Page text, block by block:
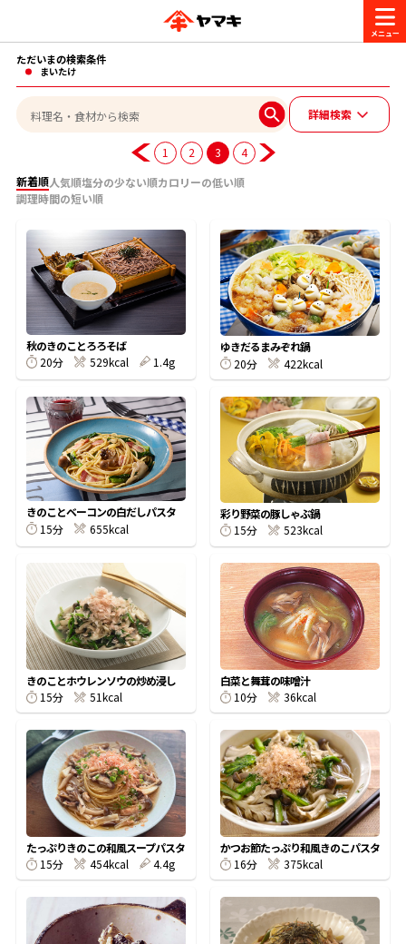
商品情報
ヤマキ『めんつゆ』 ヤマキ 割烹白だし
旨さ、別格。だし屋の鍋 韓福善シリーズ
サッと鍋® 楽チン鍋®
楽チン屋® ストレートつゆ
レシピ
おいしいレシピを探す
おいしいレシピトップ
主食レシピ
主菜レシピ
汁物レシピ
時短レシピ
おいしいレシピを商品から探す
かつお節レシピ
めんつゆレシピ
割烹白だしレシピ
レシピ特設サイト
割烹白だしレシピ特集
だし巻き卵特集
かつお節・だしを楽しむ
かつお節・だしを知る
だしの取り方
かつお節の削り方
かつお節・だしをもっと知る
ヤマキ かつお節プラス®
かつお節・だしを楽しむ
だしコミュ
CM・キャンペーン
キャンペーン一覧
企業・採用情報
企業情報
- 百年対話
- ヤマキ かつお節プラス®
採用情報
- ジョブリターン制
お問い合わせ
ヤマキお客様相談室
オンラインショップ
コミュニティサイト
Global
ただいまの検索条件
まいたけ
詳細検索
1 2 3
4
新着順人気順塩分の少ない順カロリーの低い順
調理時間の短い順
秋のきのことろろそば
20分
529kcal 1.4g
ゆきだるまみぞれ鍋
20分
422kcal
きのことベーコンの白だしパスタ
15分
655kcal
彩り野菜の豚しゃぶ鍋
15分
523kcal
きのことホウレンソウの炒め浸し
15分
51kcal
白菜と舞茸の味噌汁
10分
36kcal
たっぷりきのこの和風スープパスタ
15分
454kcal 4.4g
かつお節たっぷり和風きのこパスタ
16分
375kcal